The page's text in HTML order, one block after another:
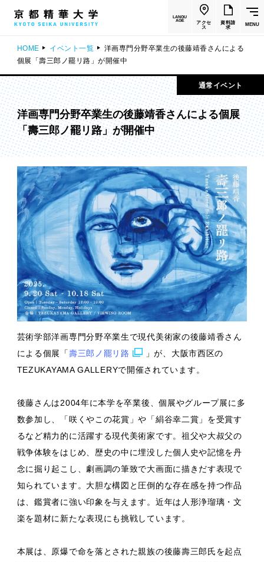
LANGU
AGE
アクセ
ス
資料請
求
MENU
HOME イベント一覧
洋画専門分野卒業生の後藤靖香さんによる
個展「壽三郎ノ罷リ路」が開催中
通常イベント
洋画専門分野卒業生の後藤靖香さんによる個展
「壽三郎ノ罷リ路」が開催中
芸術学部洋画専門分野卒業生で現代美術家の後藤靖香さん
による個展「壽三郎ノ罷リ路
」が、大阪市西区の
TEZUKAYAMA GALLERYで開催されています。
後藤さんは2004年に本学を卒業後、個展やグループ展に多
数参加し、「咲くやこの花賞」や「絹谷幸二賞」を受賞す
るなど精力的に活躍する現代美術家です。祖父や大叔父の
戦争体験をはじめ、歴史の中に埋没した個人史や記憶を丹
念に掘り起こし、劇画調の筆致で大画面に描きだす表現で
知られています。大胆な構図と圧倒的な存在感を持つ作品
は、鑑賞者に強い印象を与えます。近年は人形浄瑠璃・文
楽を題材に新たな表現にも挑戦しています。
本展は、原爆で命を落とされた親族の後藤壽三郎氏を起点